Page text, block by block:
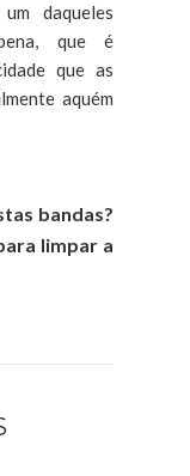
daqueles
que é
que as
aquém
bandas?
limpar a